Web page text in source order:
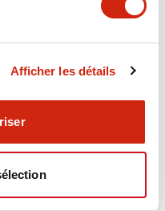
Afficher les détails
Bouton poussoir illuminé 22mm à
sécurité intrinsèque